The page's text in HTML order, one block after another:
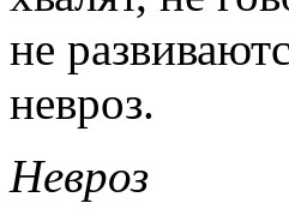
не
невроз.
Невроз